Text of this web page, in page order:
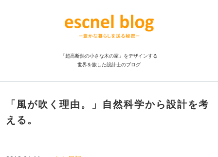
「超高断熱の小さな木の家」をデザインする
世界を旅した設計士のブログ
「風が吹く理由。」自然科学から設計を考
える。